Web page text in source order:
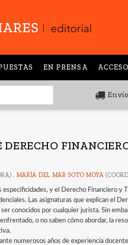
EN PRENSA
DERECHO
, MARÍA DEL MAR SOTO MOYA
especificidades, y el Derecho Financiero y
Las asignaturas que explican el
conocidos por cualquier jurista. Sin
o no saben cómo abordar, la
numerosos años de experiencia